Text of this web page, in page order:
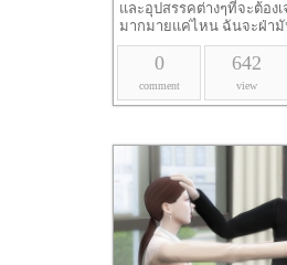
และอุปสรรคต่างๆที่จะต้อง
มากมายแค่ไหน ฉันจะฝ่ามั
0
comment
642
view